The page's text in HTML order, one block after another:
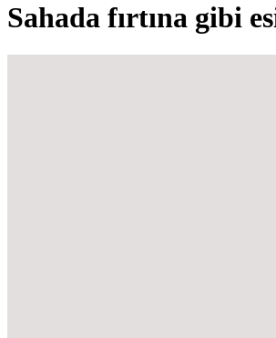
Sahada fırtına gibi